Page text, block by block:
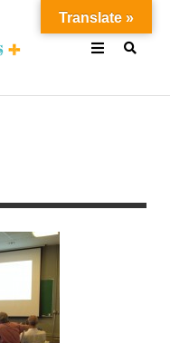
Translate »